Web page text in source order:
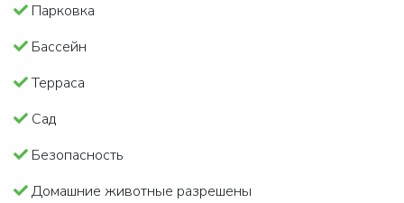
Парковка
Бассейн
Терраса
Сад
Безопасность
Домашние животные разрешены